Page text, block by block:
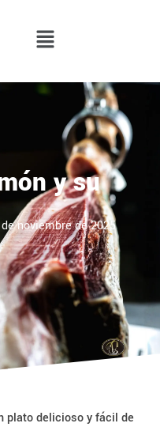
y su
noviembre de 2025
plato delicioso y fácil de